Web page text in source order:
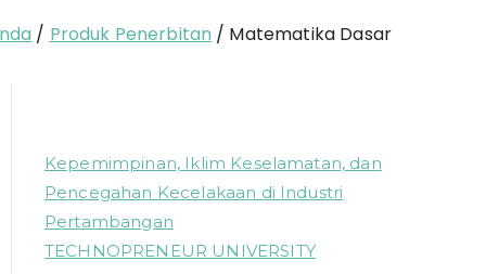
Produk Penerbitan Matematika Dasar
Kepemimpinan, Iklim Keselamatan, dan
Pencegahan Kecelakaan di Industri
Pertambangan
TECHNOPRENEUR UNIVERSITY